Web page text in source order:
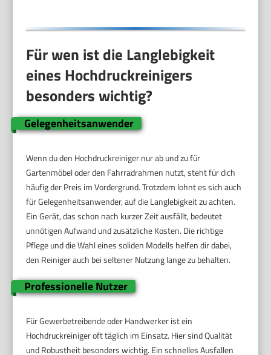
Für wen ist die Langlebigkeit
eines Hochdruckreinigers
besonders wichtig?
Gelegenheitsanwender
Wenn du den Hochdruckreiniger nur ab und zu für
Gartenmöbel oder den Fahrradrahmen nutzt, steht für dich
häufig der Preis im Vordergrund. Trotzdem lohnt es sich auch
für Gelegenheitsanwender, auf die Langlebigkeit zu achten.
Ein Gerät, das schon nach kurzer Zeit ausfällt, bedeutet
unnötigen Aufwand und zusätzliche Kosten. Die richtige
Pflege und die Wahl eines soliden Modells helfen dir dabei,
den Reiniger auch bei seltener Nutzung lange zu behalten.
Professionelle Nutzer
Für Gewerbetreibende oder Handwerker ist ein
Hochdruckreiniger oft täglich im Einsatz. Hier sind Qualität
und Robustheit besonders wichtig. Ein schnelles Ausfallen